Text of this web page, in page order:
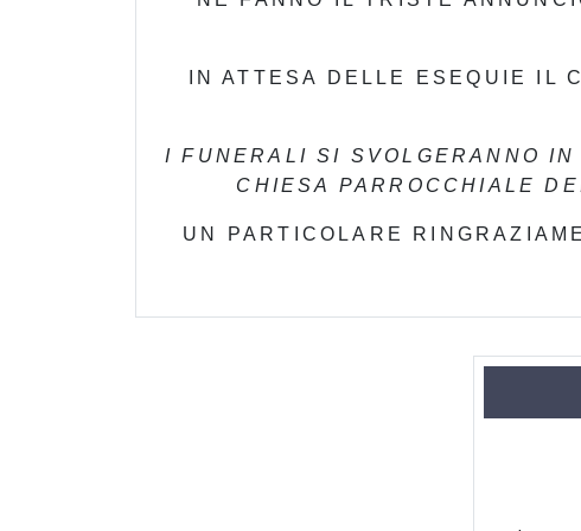
IN ATTESA DELLE ESEQUIE IL
I FUNERALI SI SVOLGERANNO
CHIESA PARROCCHIALE
UN PARTICOLARE